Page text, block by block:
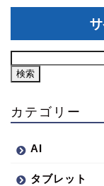
カテゴリー
AI
タブレット